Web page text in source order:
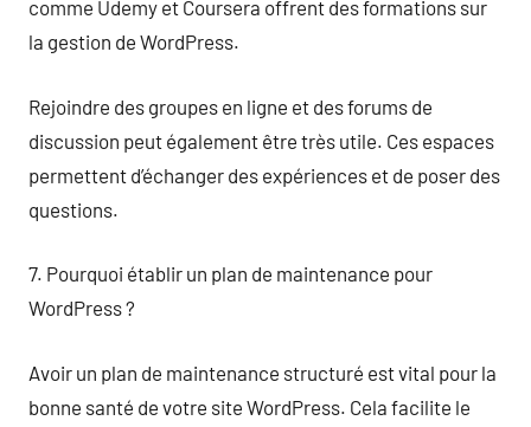
comme Udemy et Coursera offrent des formations sur
la gestion de WordPress.
Rejoindre des groupes en ligne et des forums de
discussion peut également être très utile. Ces espaces
permettent d’échanger des expériences et de poser des
questions.
7. Pourquoi établir un plan de maintenance pour
WordPress ?
Avoir un plan de maintenance structuré est vital pour la
bonne santé de votre site WordPress. Cela facilite le